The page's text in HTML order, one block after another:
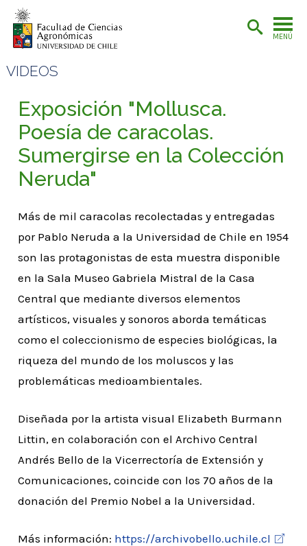
MENÚ
VIDEOS
Exposición "Mollusca.
Poesía de caracolas.
Sumergirse en la Colección
Neruda"
Más de mil caracolas recolectadas y entregadas
por Pablo Neruda a la Universidad de Chile en 1954
son las protagonistas de esta muestra disponible
en la Sala Museo Gabriela Mistral de la Casa
Central que mediante diversos elementos
artísticos, visuales y sonoros aborda temáticas
como el coleccionismo de especies biológicas, la
riqueza del mundo de los moluscos y las
problemáticas medioambientales.
Diseñada por la artista visual Elizabeth Burmann
Littin, en colaboración con el Archivo Central
Andrés Bello de la Vicerrectoría de Extensión y
Comunicaciones, coincide con los 70 años de la
donación del Premio Nobel a la Universidad.
Más información: https://archivobello.uchile.cl